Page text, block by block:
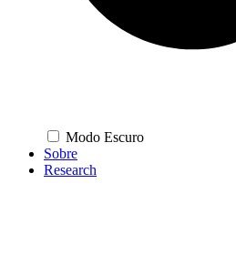
Modo Escuro
Sobre
Research